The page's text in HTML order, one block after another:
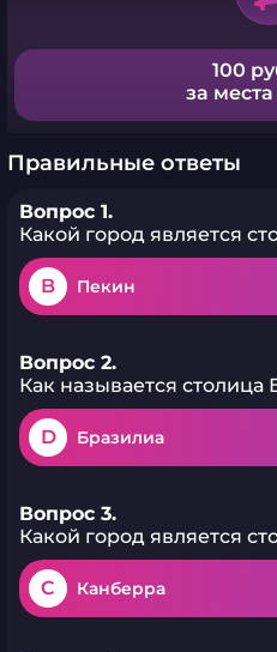
100
за места
Правильные ответы
Вопрос 1.
Какой город является
B Пекин
Вопрос 2.
Как называется столица
D Бразилиа
Вопрос 3.
Какой город является
C Канберра